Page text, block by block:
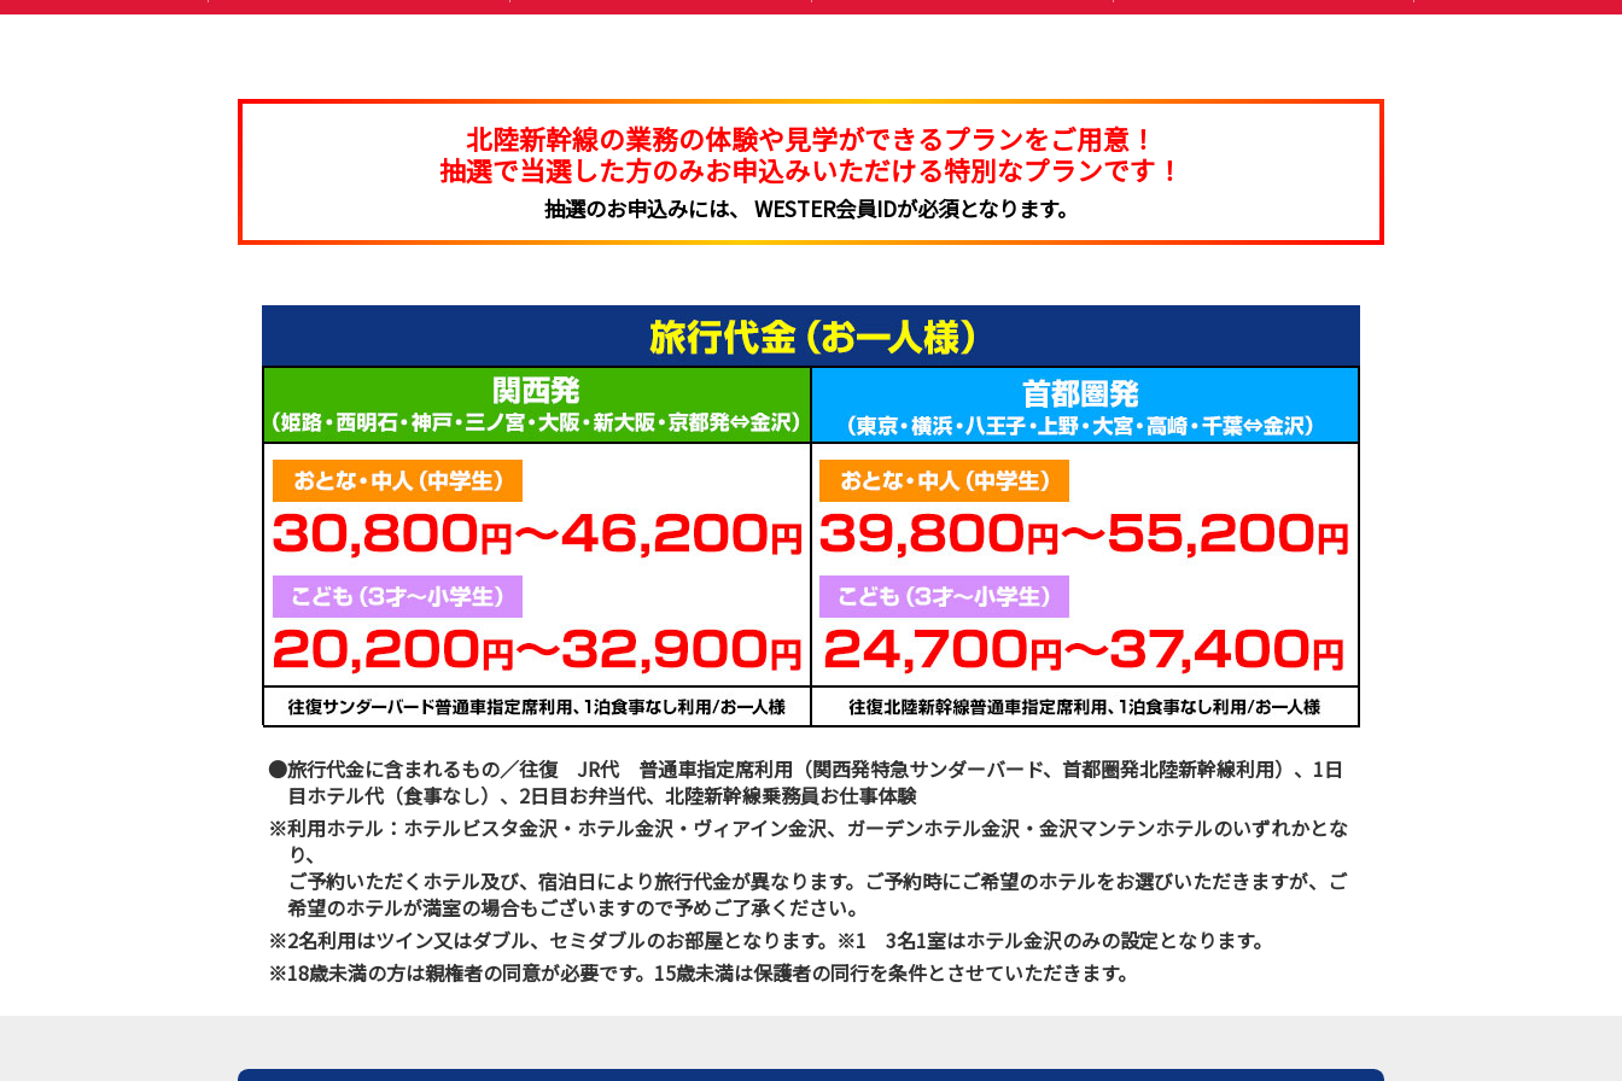
北陸新幹線の業務の体験や見学ができるプランをご用意！
抽選で当選した方のみお申込みいただける特別なプランです！
抽選のお申込みには、 WESTER会員IDが必須となります。
●旅行代金に含まれるもの／往復 JR代 普通車指定席利用（関西発特急サンダーバード、首都圏発北陸新幹線利用）、1日
目ホテル代（食事なし）、2日目お弁当代、北陸新幹線乗務員お仕事体験
※利用ホテル：ホテルビスタ金沢・ホテル金沢・ヴィアイン金沢、ガーデンホテル金沢・金沢マンテンホテルのいずれかとな
り、
ご予約いただくホテル及び、宿泊日により旅行代金が異なります。ご予約時にご希望のホテルをお選びいただきますが、ご
希望のホテルが満室の場合もございますので予めご了承ください。
※2名利用はツイン又はダブル、セミダブルのお部屋となります。※1 3名1室はホテル金沢のみの設定となります。
※18歳未満の方は親権者の同意が必要です。15歳未満は保護者の同行を条件とさせていただきます。